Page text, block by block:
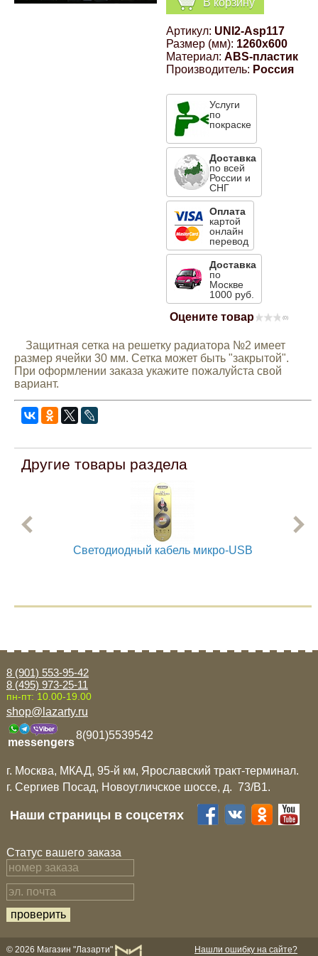
Артикул: UNI2-Asp117
Размер (мм): 1260x600
Материал: ABS-пластик
Производитель: Россия
Услуги
по
покраске
Доставка
по всей
России и
СНГ
Оплата
картой
онлайн
перевод
Доставка
по
Москве
1000 руб.
Оцените товар (0)
Защитная сетка на решетку радиатора №2 имеет
размер ячейки 30 мм. Сетка может быть "закрытой".
При оформлении заказа укажите пожалуйста свой
вариант.
Другие товары раздела
Cветодиодный кабель микро-USB
8 (901) 553-95-42
8 (495) 973-25-11
пн-пт: 10.00-19.00
shop@lazarty.ru
messengers
8(901)5539542
г. Москва, МКАД, 95-й км, Ярославский тракт-терминал.
г. Сергиев Посад, Новоугличское шоссе, д. 73/B1.
Наши страницы в соцсетях
Статус вашего заказа
Нашли ошибку на сайте?
© 2026 Магазин "Лазарти"
Компрессионные фитинги Poliext
Mitsubishi
Opel
Renault
Suzuki
Volkswagen
Эмали универсальные акриловые
Магнитные панели на холодильник